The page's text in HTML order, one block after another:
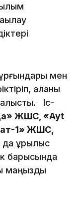
мен
қаланы
Іс-
ЖШС, «Ayt
1» ЖШС,
да құрылыс
барысында
маңызды